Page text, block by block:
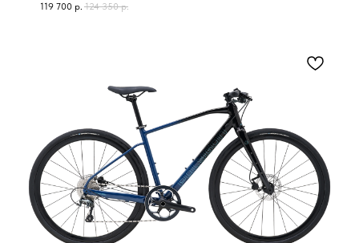
119 700 р. 124 350 р.